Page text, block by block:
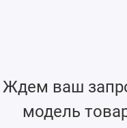
Ждем ваш
модель